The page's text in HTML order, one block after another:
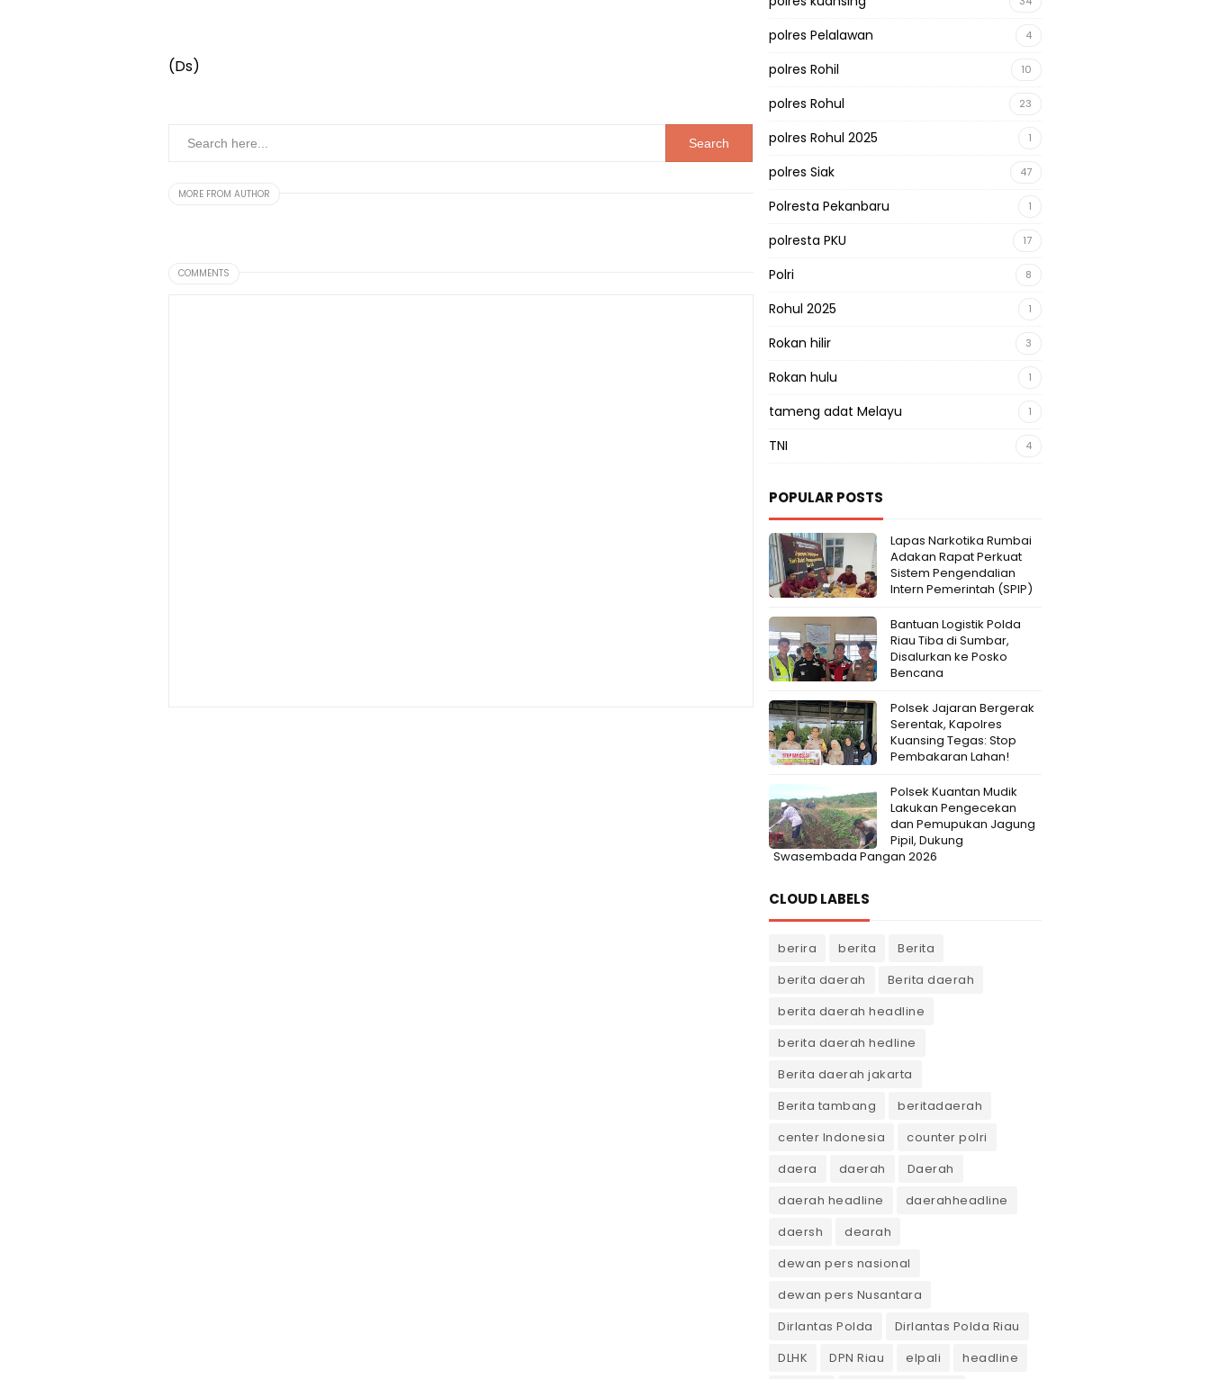
(Ds)
MORE FROM AUTHOR
COMMENTS
polres Pelalawan 4
polres Rohil 10
polres Rohul 23
polres Rohul 2025 1
polres Siak 47
Polresta Pekanbaru 1
polresta PKU 17
Polri 8
Rohul 2025 1
Rokan hilir 3
Rokan hulu 1
tameng adat Melayu 1
TNI 4
POPULAR POSTS
Lapas Narkotika Rumbai
Adakan Rapat Perkuat
Sistem Pengendalian
Intern Pemerintah (SPIP)
Bantuan Logistik Polda
Riau Tiba di Sumbar,
Disalurkan ke Posko
Bencana
Polsek Jajaran Bergerak
Serentak, Kapolres
Kuansing Tegas: Stop
Pembakaran Lahan!
Polsek Kuantan Mudik
Lakukan Pengecekan
dan Pemupukan Jagung
Pipil, Dukung
Swasembada Pangan 2026
CLOUD LABELS
berira berita
Berita
berita daerah
Berita daerah
berita daerah headline
berita daerah hedline
Berita daerah jakarta
Berita tambang
beritadaerah
center Indonesia
counter polri
daera
daerah
Daerah
daerah headline
daerahheadline
daersh
dearah
dewan pers nasional
dewan pers Nusantara
Dirlantas Polda
Dirlantas Polda Riau
DLHK
DPN Riau elpali headline